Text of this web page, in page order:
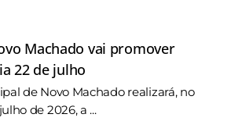
Machado vai promover
22 de julho
de Novo Machado realizará, no
de 2026, a ...